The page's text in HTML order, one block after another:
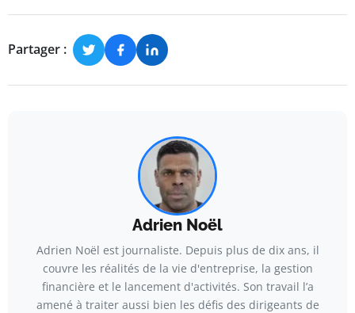
Partager :
Adrien Noël
Adrien Noël est journaliste. Depuis plus de dix ans, il
couvre les réalités de la vie d'entreprise, la gestion
financière et le lancement d'activités. Son travail l’a
amené à traiter aussi bien les défis des dirigeants de